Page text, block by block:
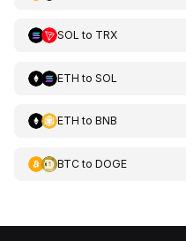
SOL to TRX
ETH to SOL
ETH to BNB
BTCto DOGE